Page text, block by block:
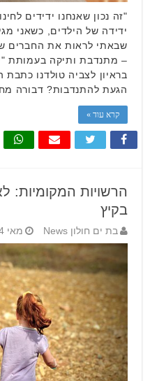
"זה נכון שאנחנו ידידים
ידידה של הילדים, כשאני
שבאתי לראות את החברים
בראיון לצביה טולדנו
הגעת להתנדבות? דבורה
קרא עוד »
הרשויות המקומיות:
בקיץ
בת ים חולון News מאי 14, 2018